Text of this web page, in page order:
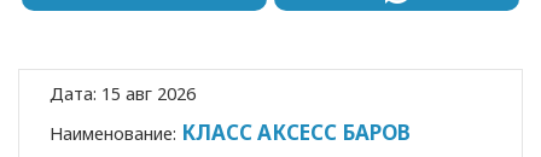
Дата: 15 авг 2026
Наименование: КЛАСС АКСЕСС БАРОВ